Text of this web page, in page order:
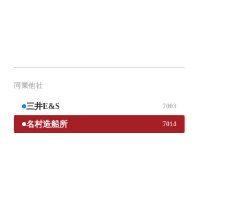
同業他社
三井E&S 7003
名村造船所 7014